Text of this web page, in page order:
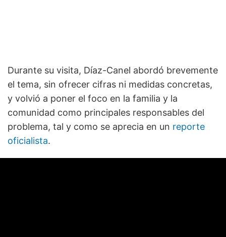
Durante su visita, Díaz-Canel abordó brevemente
el tema, sin ofrecer cifras ni medidas concretas,
y volvió a poner el foco en la familia y la
comunidad como principales responsables del
problema, tal y como se aprecia en un reporte
oficialista.